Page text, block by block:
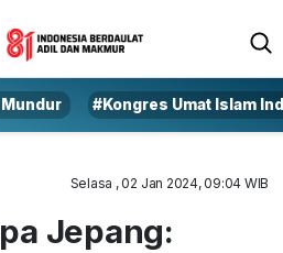
#Kongres Umat Islam
Selasa , 02 Jan 2024, 09:04 WIB
Jepang: